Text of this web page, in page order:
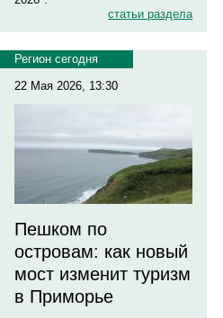
статьи раздела
Регион сегодня
22 Мая 2026, 13:30
Пешком по
островам: как новый
мост изменит туризм
в Приморье